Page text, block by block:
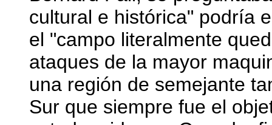
cultural e histórica" podría
el "campo literalmente
ataques de la mayor
una región de semejante
Sur que siempre fue el